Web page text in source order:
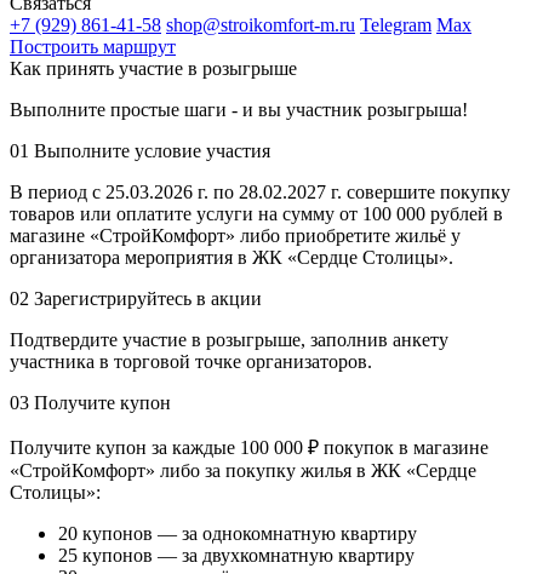
+7 (929) 861-41-58 shop@stroikomfort-m.ru Telegram Max
Построить маршрут
Как принять участие в розыгрыше
Выполните простые шаги - и вы участник розыгрыша!
01 Выполните условие участия
В период с 25.03.2026 г. по 28.02.2027 г. совершите покупку
товаров или оплатите услуги на сумму от 100 000 рублей в
магазине «СтройКомфорт» либо приобретите жильё у
организатора мероприятия в ЖК «Сердце Столицы».
02 Зарегистрируйтесь в акции
Подтвердите участие в розыгрыше, заполнив анкету
участника в торговой точке организаторов.
03 Получите купон
Получите купон за каждые 100 000 ₽ покупок в магазине
«СтройКомфорт» либо за покупку жилья в ЖК «Сердце
Столицы»:
20 купонов — за однокомнатную квартиру
25 купонов — за двухкомнатную квартиру